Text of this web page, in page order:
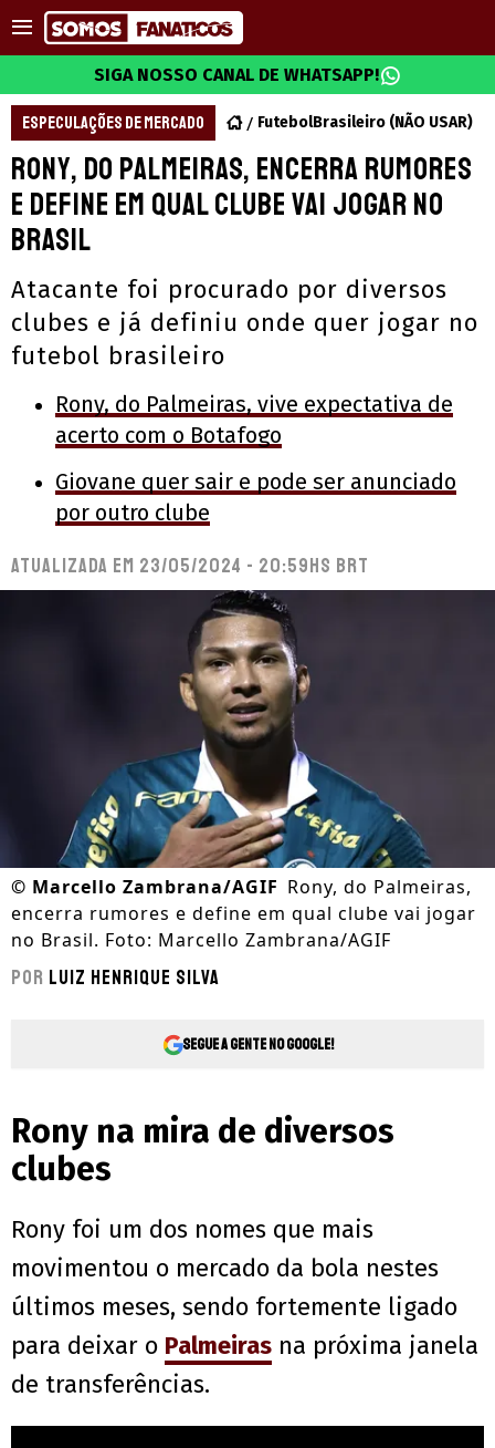
SIGA NOSSO CANAL DE WHATSAPP!
ESPECULAÇÕES DE MERCADO FutebolBrasileiro (NÃO USAR)
Rony, do Palmeiras, encerra rumores
e define em qual clube vai jogar no
Brasil
Atacante foi procurado por diversos
clubes e já definiu onde quer jogar no
futebol brasileiro
Rony, do Palmeiras, vive expectativa de
acerto com o Botafogo
Giovane quer sair e pode ser anunciado
por outro clube
Atualizada em 23/05/2024 - 20:59hs BRT
© Marcello Zambrana/AGIF Rony, do Palmeiras,
encerra rumores e define em qual clube vai jogar
no Brasil. Foto: Marcello Zambrana/AGIF
Por Luiz Henrique Silva
Segue a gente no Google!
Rony na mira de diversos
clubes
Rony foi um dos nomes que mais
movimentou o mercado da bola nestes
últimos meses, sendo fortemente ligado
para deixar o Palmeiras na próxima janela
de transferências.